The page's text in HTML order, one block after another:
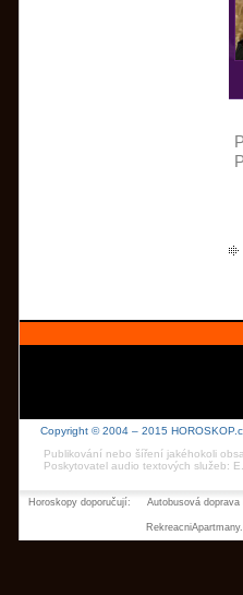
Copyright © 2004 – 2015
Publikování nebo šíření jakéhokoli
Poskytovatel audio textových služeb:
Horoskopy doporučují: Autobusová doprava